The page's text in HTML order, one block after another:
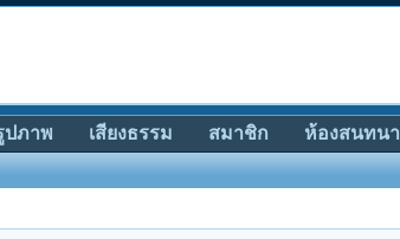
ปภาพ เสียงธรรม สมาชิก ห้องสนทนา